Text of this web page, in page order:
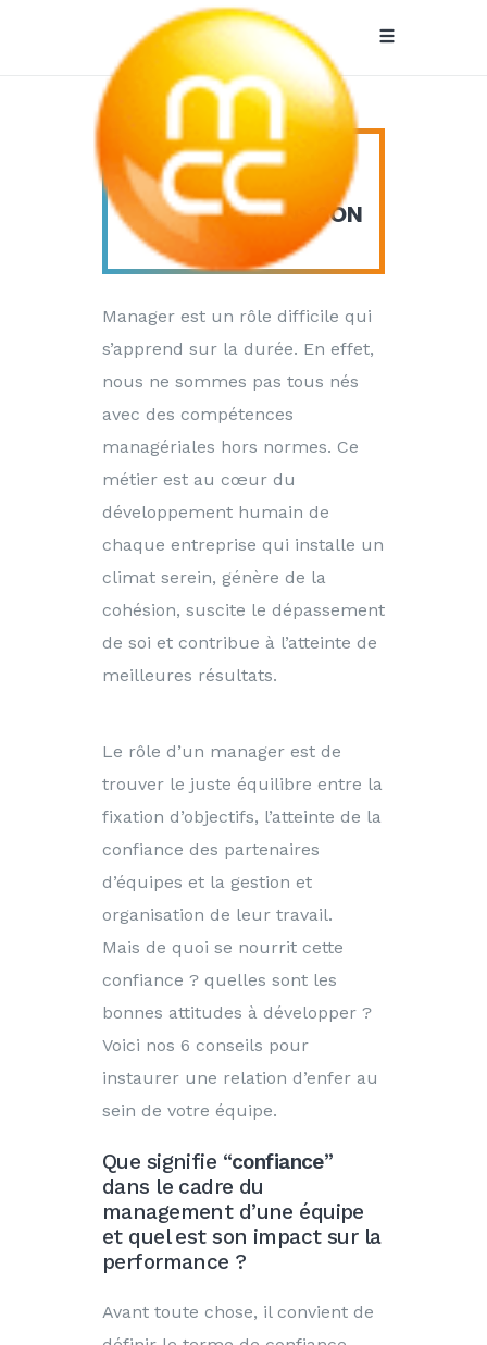
MCC
Recrutement
HOW-TO: CRÉER UNE
RELATION DE
CONFIANCE DANS SON
Manager est un rôle difficile qui
s’apprend sur la durée. En effet,
nous ne sommes pas tous nés
avec des compétences
managériales hors normes. Ce
métier est au cœur du
développement humain de
chaque entreprise qui installe un
climat serein, génère de la
cohésion, suscite le dépassement
de soi et contribue à l’atteinte de
meilleures résultats.
Le rôle d’un manager est de
trouver le juste équilibre entre la
fixation d’objectifs, l’atteinte de la
confiance des partenaires
d’équipes et la gestion et
organisation de leur travail.
Mais de quoi se nourrit cette
confiance ? quelles sont les
bonnes attitudes à développer ?
Voici nos 6 conseils pour
instaurer une relation d’enfer au
sein de votre équipe.
Que signifie “confiance”
dans le cadre du
management d’une équipe
et quel est son impact sur la
performance ?
Avant toute chose, il convient de